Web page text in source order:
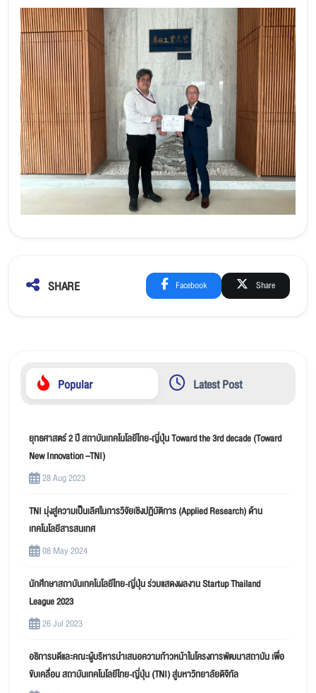
SHARE Facebook Share
Popular Latest Post
ยุทธศาสตร์ 2 ปี สถาบันเทคโนโลยีไทย-ญี่ปุ่น Toward the 3rd decade (Toward
New Innovation –TNI)
28 Aug 2023
TNI มุ่งสู่ความเป็นเลิศในการวิจัยเชิงปฏิบัติการ (Applied Research) ด้าน
เทคโนโลยีสารสนเทศ
08 May 2024
นักศึกษาสถาบันเทคโนโลยีไทย-ญี่ปุ่น ร่วมแสดงผลงาน Startup Thailand
League 2023
26 Jul 2023
อธิการบดีและคณะผู้บริหารนำเสนอความก้าวหน้าในโครงการพัฒนาสถาบัน เพื่อ
ขับเคลื่อน สถาบันเทคโนโลยีไทย-ญี่ปุ่น (TNI) สู่มหาวิทยาลัยดิจิทัล